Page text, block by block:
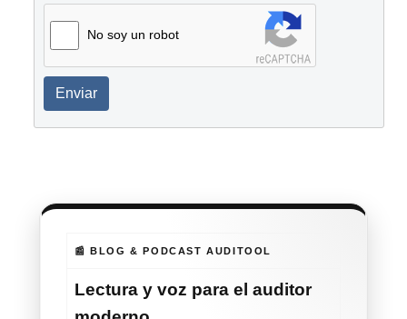
No soy un robot
Enviar
📰 BLOG & PODCAST AUDITOOL
Lectura y voz para el auditor